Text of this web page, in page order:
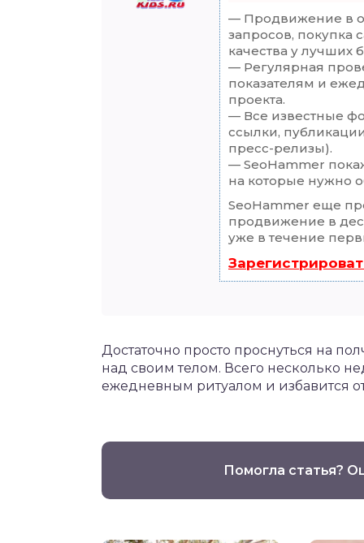
— Продвижение в
запросов, покупка
качества у лучших
— Регулярная
показателям и
проекта.
— Все известные
ссылки,
пресс-релизы).
— SeoHammer
на которые нужно
SeoHammer еще
продвижение в
уже в течение
Достаточно просто проснуться на
над своим телом. Всего несколько
ежедневным ритуалом и избавится
Помогла статья?